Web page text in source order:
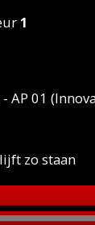
1
AP 01
zo staan